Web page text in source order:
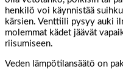
henkilö voi käynnistää
kärsien. Venttiili pysyy auki
molemmat kädet jäävät
riisumiseen.
Veden lämpötilansäätö on